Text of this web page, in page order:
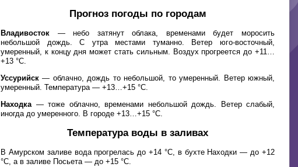
Прогноз погоды по городам
Владивосток — небо затянут облака, временами будет моросить
небольшой дождь. С утра местами туманно. Ветер юго-восточный,
умеренный, к концу дня может стать сильным. Воздух прогреется до +11…
+13 °C.
Уссурийск — облачно, дождь то небольшой, то умеренный. Ветер южный,
умеренный. Температура — +13…+15 °C.
Находка— тоже облачно, временами небольшой дождь. Ветер слабый,
иногда до умеренного. В городе +13…+15 °C.
Температура воды в заливах
В Амурском заливе вода прогрелась до +14 °C, в бухте Находки — до +12
°C, а в заливе Посьета — до +15 °C.